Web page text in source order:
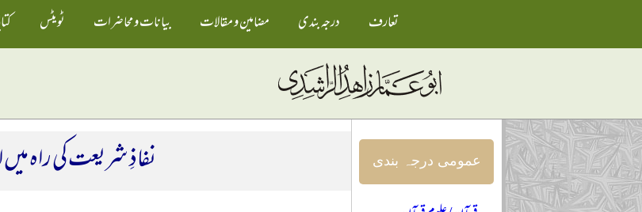
تعارف درجہ بندی مضامین و مقالات بیانات و محاضرات ٹویٹس
نفاذِ شریعت کی راہ عمومی درجہ بندی